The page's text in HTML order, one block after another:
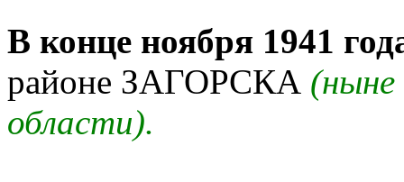
В конце ноября 1941
районе ЗАГОРСКА (ныне
области).